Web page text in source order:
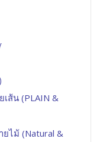
เส้น (PLAIN &
ยไม้ (Natural &